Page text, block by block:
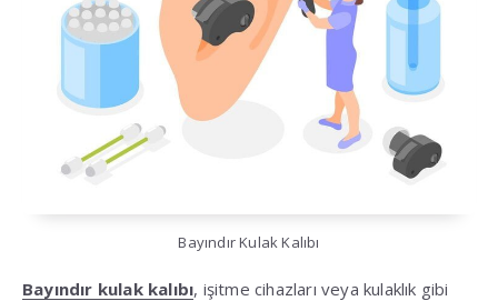
Bayındır Kulak Kalıbı
Bayındır kulak kalıbı, işitme cihazları veya kulaklık gibi